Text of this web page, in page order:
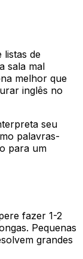
listas de
sala mal
melhor que
inglês no
seu
palavras-
para um
fazer 1-2
Pequenas
grandes